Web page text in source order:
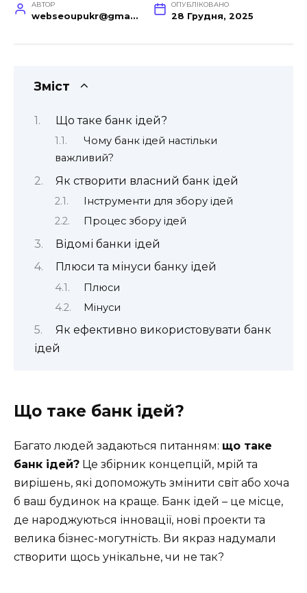
АВТОР
webseoupukr@gmail.com
ОПУБЛІКОВАНО
28 Грудня, 2025
Зміст
Що таке банк ідей?
Чому банк ідей настільки
важливий?
Як створити власний банк ідей
Інструменти для збору ідей
Процес збору ідей
Відомі банки ідей
Плюси та мінуси банку ідей
Плюси
Мінуси
Як ефективно використовувати банк
ідей
Що таке банк ідей?
Багато людей задаються питанням: що таке
банк ідей? Це збірник концепцій, мрій та
вирішень, які допоможуть змінити світ або хоча
б ваш будинок на краще. Банк ідей – це місце,
де народжуються інновації, нові проекти та
велика бізнес-могутність. Ви якраз надумали
створити щось унікальне, чи не так?